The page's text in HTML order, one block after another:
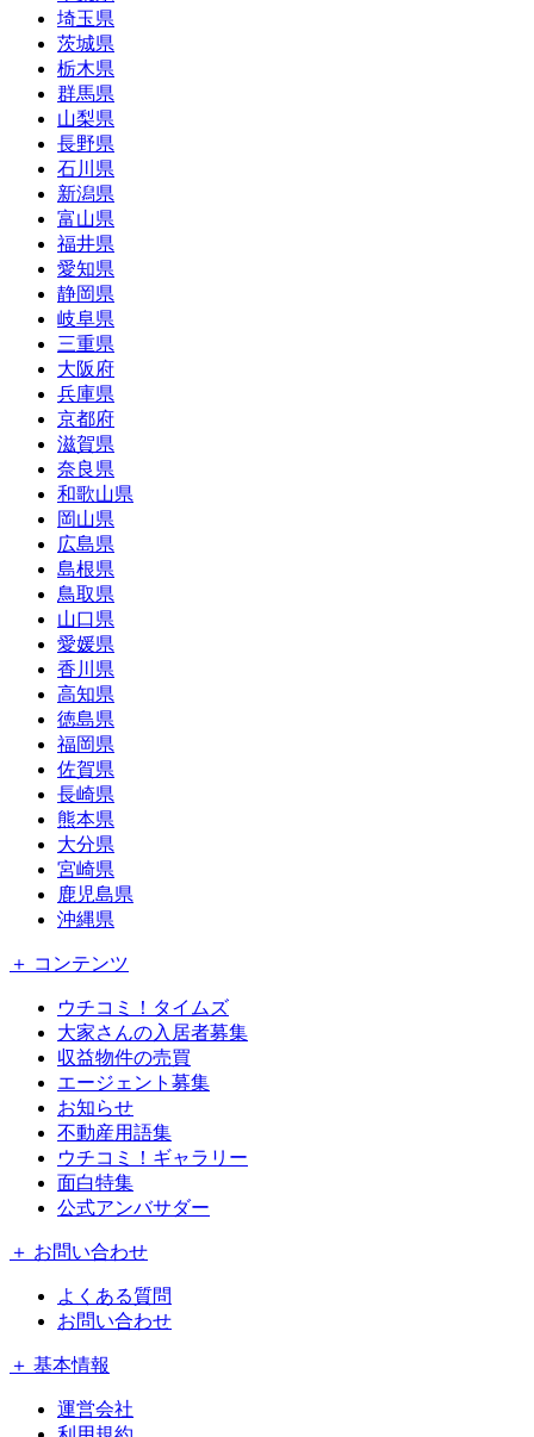
埼玉県
茨城県
栃木県
群馬県
山梨県
長野県
石川県
新潟県
富山県
福井県
愛知県
静岡県
岐阜県
三重県
大阪府
兵庫県
京都府
滋賀県
奈良県
和歌山県
岡山県
広島県
島根県
鳥取県
山口県
愛媛県
香川県
高知県
徳島県
福岡県
佐賀県
長崎県
熊本県
大分県
宮崎県
鹿児島県
沖縄県
＋ コンテンツ
ウチコミ！タイムズ
大家さんの入居者募集
収益物件の売買
エージェント募集
お知らせ
不動産用語集
ウチコミ！ギャラリー
面白特集
公式アンバサダー
＋ お問い合わせ
よくある質問
お問い合わせ
＋ 基本情報
運営会社